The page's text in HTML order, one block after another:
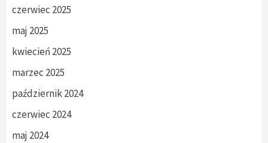
czerwiec 2025
maj 2025
kwiecień 2025
marzec 2025
październik 2024
czerwiec 2024
maj 2024